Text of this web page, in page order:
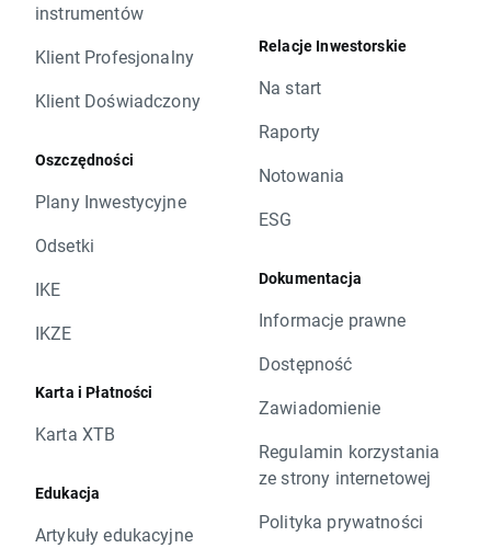
instrumentów
Klient Profesjonalny
Klient Doświadczony
Oszczędności
Plany Inwestycyjne
Odsetki
IKE
IKZE
Karta i Płatności
Karta XTB
Edukacja
Artykuły edukacyjne
Relacje Inwestorskie
Na start
Raporty
Notowania
ESG
Dokumentacja
Informacje prawne
Dostępność
Zawiadomienie
Regulamin korzystania
ze strony internetowej
Polityka prywatności